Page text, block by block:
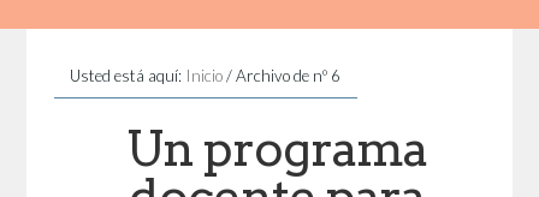
Usted está aquí: Inicio /Archivo de nº 6
Un programa